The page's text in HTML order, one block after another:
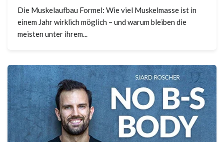
Die Muskelaufbau Formel: Wie viel Muskelmasse ist in
einem Jahr wirklich möglich – und warum bleiben die
meisten unter ihrem...